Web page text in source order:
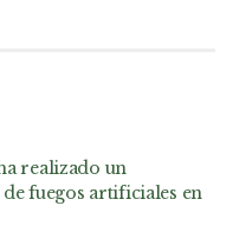
realizado un
fuegos artificiales en